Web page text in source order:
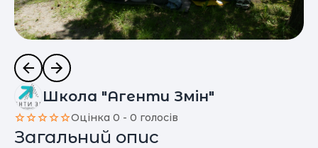
Школа "Агенти Змін"
Оцінка 0 - 0 голосів
Загальний опис